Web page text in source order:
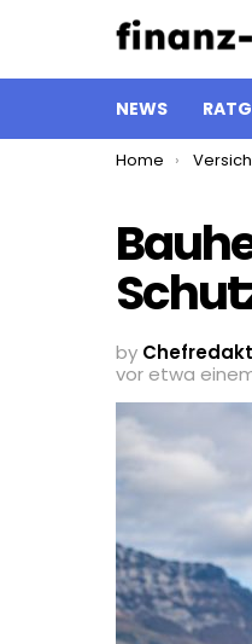
NEWS
You are here:
Home
by
vor etwa